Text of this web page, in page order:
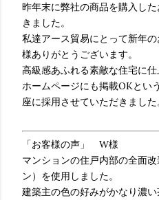
昨年末に弊社の商品を購入し
きました。
私達アース貿易にとって新年
様ありがとうございます。
高級感あふれる素敵な住宅に仕
ホームページにも掲載OKとい
座に採用させていただきました
「お客様の声」 W様
マンションの住戸内部の全面
ン）を使用しました。
建築主の色の好みがかなり濃